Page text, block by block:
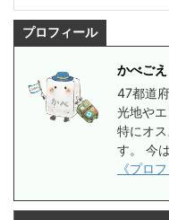
プロフィール
かべごえ
47都道
光地や
特にオ
す。 今
《プロ